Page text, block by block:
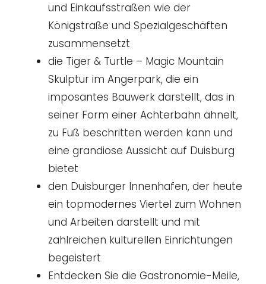
und Einkaufsstraßen wie der
Königstraße und Spezialgeschäften
zusammensetzt
die Tiger & Turtle – Magic Mountain
Skulptur im Angerpark, die ein
imposantes Bauwerk darstellt, das in
seiner Form einer Achterbahn ähnelt,
zu Fuß beschritten werden kann und
eine grandiose Aussicht auf Duisburg
bietet
den Duisburger Innenhafen, der heute
ein topmodernes Viertel zum Wohnen
und Arbeiten darstellt und mit
zahlreichen kulturellen Einrichtungen
begeistert
Entdecken Sie die Gastronomie-Meile,